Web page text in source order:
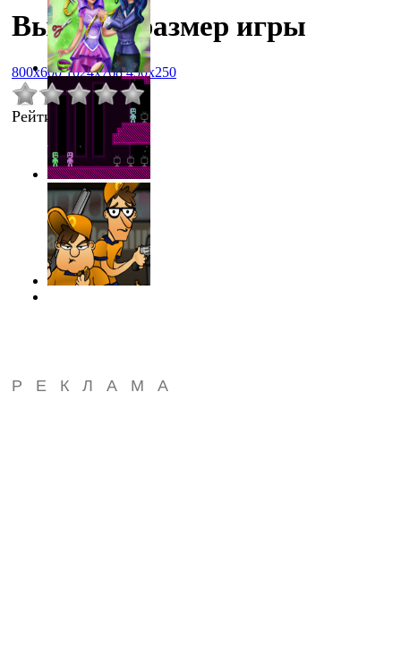
Выбрать размер игры
800x600 1024x768 450x250
Рейтинг
РЕКЛАМА